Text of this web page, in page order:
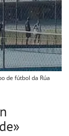
de fútbol da Rúa